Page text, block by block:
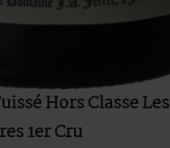
Hors Classe Les
1er Cru